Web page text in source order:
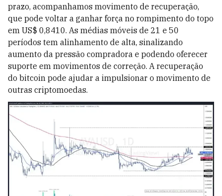
prazo, acompanhamos movimento de recuperação,
que pode voltar a ganhar força no rompimento do topo
em US$ 0,8410. As médias móveis de 21 e 50
períodos tem alinhamento de alta, sinalizando
aumento da pressão compradora e podendo oferecer
suporte em movimentos de correção. A recuperação
do bitcoin pode ajudar a impulsionar o movimento de
outras criptomoedas.